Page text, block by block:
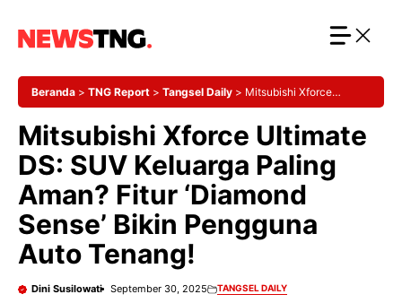
Beranda > TNG Report > Tangsel Daily > Mitsubishi Xforce
Bikin Pengguna Auto Tenang!
Mitsubishi Xforce Ultimate
DS: SUV Keluarga Paling
Aman? Fitur ‘Diamond
Sense’ Bikin Pengguna
Auto Tenang!
Dini Susilowati September 30, 2025 TANGSEL DAILY